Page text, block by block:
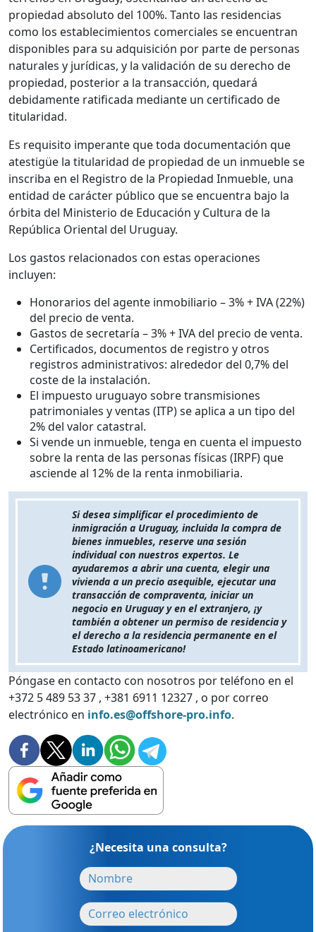
propiedad absoluto del 100%. Tanto las residencias
como los establecimientos comerciales se encuentran
disponibles para su adquisición por parte de personas
naturales y jurídicas, y la validación de su derecho de
propiedad, posterior a la transacción, quedará
debidamente ratificada mediante un certificado de
titularidad.
Es requisito imperante que toda documentación que
atestigüe la titularidad de propiedad de un inmueble se
inscriba en el Registro de la Propiedad Inmueble, una
entidad de carácter público que se encuentra bajo la
órbita del Ministerio de Educación y Cultura de la
República Oriental del Uruguay.
Los gastos relacionados con estas operaciones
incluyen:
Honorarios del agente inmobiliario – 3% + IVA (22%)
del precio de venta.
Gastos de secretaría – 3% + IVA del precio de venta.
Certificados, documentos de registro y otros
registros administrativos: alrededor del 0,7% del
coste de la instalación.
El impuesto uruguayo sobre transmisiones
patrimoniales y ventas (ITP) se aplica a un tipo del
2% del valor catastral.
Si vende un inmueble, tenga en cuenta el impuesto
sobre la renta de las personas físicas (IRPF) que
asciende al 12% de la renta inmobiliaria.
Si desea simplificar el procedimiento de
inmigración a Uruguay, incluida la compra de
bienes inmuebles, reserve una sesión
individual con nuestros expertos. Le
ayudaremos a abrir una cuenta, elegir una
vivienda a un precio asequible, ejecutar una
transacción de compraventa, iniciar un
negocio en Uruguay y en el extranjero, ¡y
también a obtener un permiso de residencia y
el derecho a la residencia permanente en el
Estado latinoamericano!
Póngase en contacto con nosotros por teléfono en el
+372 5 489 53 37 , +381 6911 12327 , o por correo
electrónico en info.es@offshore-pro.info.
¿Necesita una consulta?